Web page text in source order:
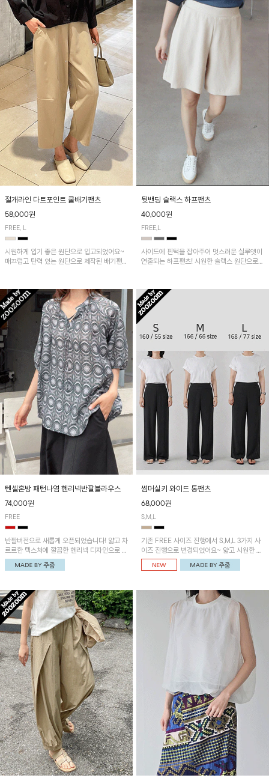
절개라인 다트포인트 쿨배기팬츠
58,000원
FREE, L
시원하게 입기 좋은 원단으로 입고되었어요~
매끄럽고 탄력 있는 원단으로 제작된 배기팬츠
뒷밴딩 슬랙스 하프팬츠
40,000원
FREE,L
사이드에 핀턱을 잡아주어 멋스러운 실루엣이
연출되는 하프팬츠! 시원한 슬랙스 원단으로
텐셀혼방 패턴나염 헨리넥반팔블라우스
74,000원
FREE
반팔버전으로 새롭게 오픈되었습니다! 얇고 차
르르한 텍스처에 깔끔한 헨리넥 디자인으로 제
작된 블라우스예요~볼륨감있는 소매 셔링과
세련된 나염패턴으로 유니크한 매력 UP!
썸머실키 와이드 통팬츠
68,000원
S,M,L
기존 FREE 사이즈 진행에서 S,M,L 3가지 사
이즈 진행으로 변경되었어요~ 얇고 시원한 원
단으로 제작된 와이드팬츠! 베이직한 디자인으
로 코디 활용도가 높은 아이템이에요~